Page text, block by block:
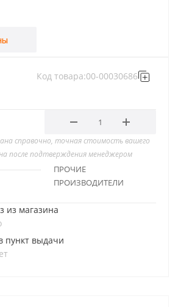
Код товара:00-00030686
справочно, точная стоимость вашего
после подтверждения менеджером
ПРОЧИЕ
ПРОИЗВОДИТЕЛИ
из магазина
пункт выдачи